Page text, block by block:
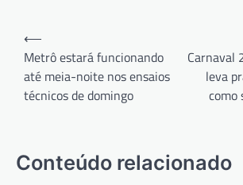
Navegação
de
Post
⟵
Metrô estará funcionando
até meia-noite nos ensaios
técnicos de domingo
Carnaval
leva
como
Conteúdo relacionado